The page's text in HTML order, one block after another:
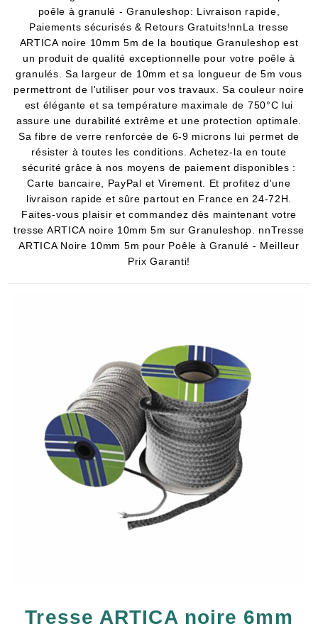
poêle à granulé - Granuleshop: Livraison rapide,
Paiements sécurisés & Retours Gratuits!nnLa tresse
ARTICA noire 10mm 5m de la boutique Granuleshop est
un produit de qualité exceptionnelle pour votre poêle à
granulés. Sa largeur de 10mm et sa longueur de 5m vous
permettront de l'utiliser pour vos travaux. Sa couleur noire
est élégante et sa température maximale de 750°C lui
assure une durabilité extrême et une protection optimale.
Sa fibre de verre renforcée de 6-9 microns lui permet de
résister à toutes les conditions. Achetez-la en toute
sécurité grâce à nos moyens de paiement disponibles :
Carte bancaire, PayPal et Virement. Et profitez d'une
livraison rapide et sûre partout en France en 24-72H.
Faites-vous plaisir et commandez dès maintenant votre
tresse ARTICA noire 10mm 5m sur Granuleshop. nnTresse
ARTICA Noire 10mm 5m pour Poêle à Granulé - Meilleur
Prix Garanti!
Tresse ARTICA noire 6mm